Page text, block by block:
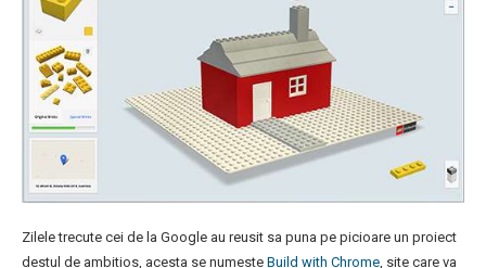
Zilele trecute cei de la Google au reusit sa puna pe picioare un proiect
destul de ambitios, acesta se numeste Build with Chrome , site care va